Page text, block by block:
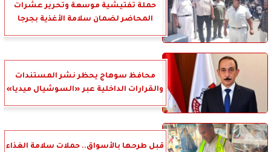
حملة تفتيشية موسعة وتحرير عشرات
المحاضر لضمان سلامة الأغذية بجرجا
محافظ سوهاج يحظر نشر المستندات
والقرارات الداخلية عبر «السوشيال ميديا»
قبل طرحها بالأسواق.. حملات سلامة الغذاء